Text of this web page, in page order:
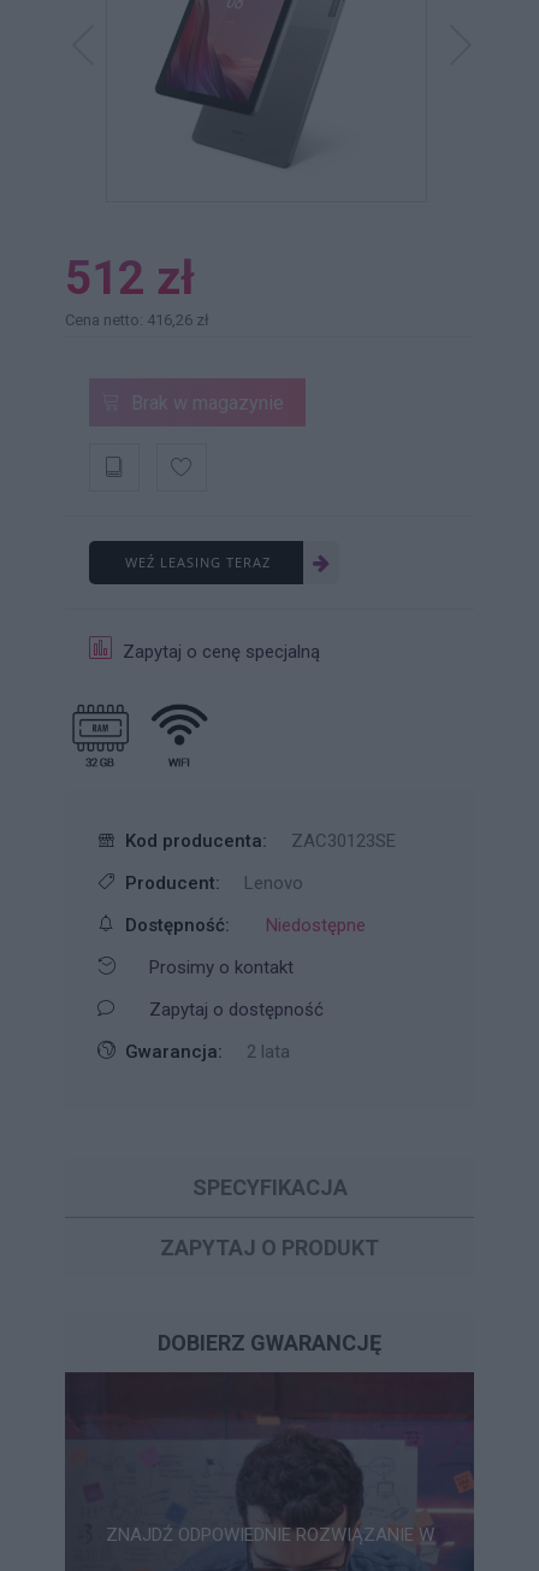
512 zł
Cena netto: 416,26 zł
Brak w magazynie
WEŹ LEASING TERAZ
Zapytaj o cenę specjalną
Kod producenta:
ZAC30123SE
Producent:
Lenovo
Dostępność:
Niedostępne
Prosimy o kontakt
Zapytaj o dostępność
Gwarancja:
2 lata
SPECYFIKACJA
ZAPYTAJ O PRODUKT
DOBIERZ GWARANCJĘ
ZNAJDŹ ODPOWIEDNIE ROZWIĄZANIE W